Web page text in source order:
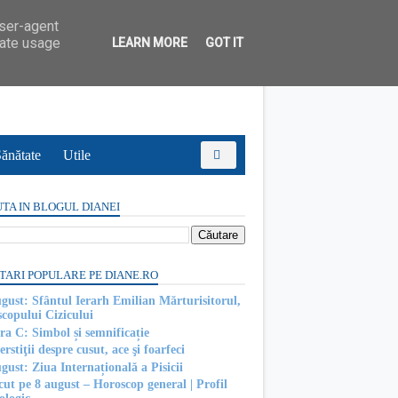
Utile
IN BLOGUL DIANEI
POPULARE PE DIANE.RO
Sfântul Ierarh Emilian Mărturisitorul,
Cizicului
C: Simbol și semnificație
despre cusut, ace şi foarfeci
Ziua Internațională a Pisicii
pe 8 august – Horoscop general | Profil
agent
usage
LEARN MORE GOT IT